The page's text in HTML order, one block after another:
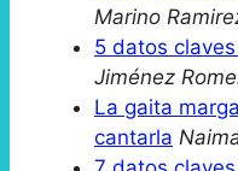
Marino
5 datos
Jiménez
La gaita
cantarla